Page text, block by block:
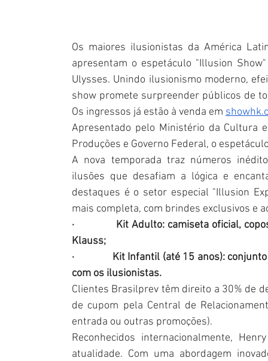
Os maiores ilusionistas da América
apresentam o espetáculo "Illusion
Ulysses. Unindo ilusionismo moderno,
show promete surpreender públicos de
Os ingressos já estão à venda em
Apresentado pelo Ministério da Cultura
Produções e Governo Federal, o
A nova temporada traz números
ilusões que desafiam a lógica e
destaques é o setor especial "Illusion
mais completa, com brindes exclusivos e
·              Kit Adulto: camiseta
Klauss;
·              Kit Infantil (até 15 anos):
com os ilusionistas.
Clientes Brasilprev têm direito a 30% de
de cupom pela Central de
entrada ou outras promoções).
Reconhecidos internacionalmente,
atualidade. Com uma abordagem